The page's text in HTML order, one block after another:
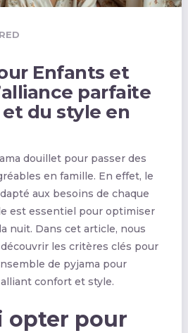
Enfants et
parfaite
du style en
douillet pour passer des
en famille. En effet, le
aux besoins de chaque
est essentiel pour optimiser
nuit. Dans cet article, nous
les critères clés pour
de pyjama pour
confort et style.
opter pour